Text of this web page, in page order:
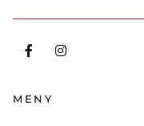
MENY